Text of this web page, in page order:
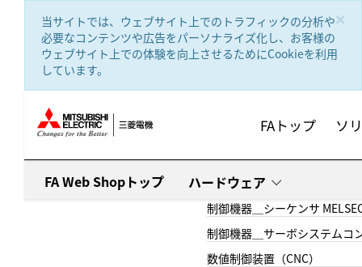
×
当サイトでは、ウェブサイト上でのトラフィックの分析や
必要なコンテンツや広告をパーソナライズ化し、お客様の
ウェブサイト上での体験を向上させるためにCookieを利用
しています。
FAトップ ソ
FA Web Shopトップ ハードウェア
制御機器＿シーケンサ
制御機器＿サーボシステムコ
数値制御装置（CNC）